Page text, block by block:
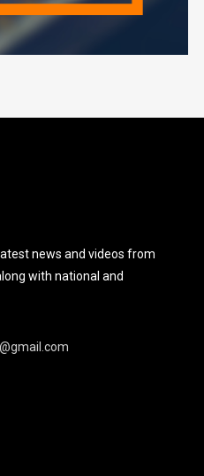
news and videos from
with national and